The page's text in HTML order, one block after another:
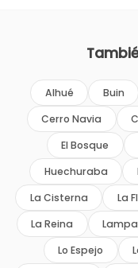
Alhué Buin
Cerro Navia
El Bosque
Huechuraba
La Cisterna
La
La Reina
Lampa
Lo Espejo